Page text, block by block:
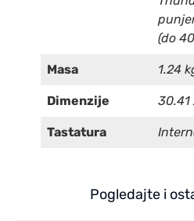
(do
Masa 1.24
Dimenzije 30.41
Tastatura
Pogledajte i